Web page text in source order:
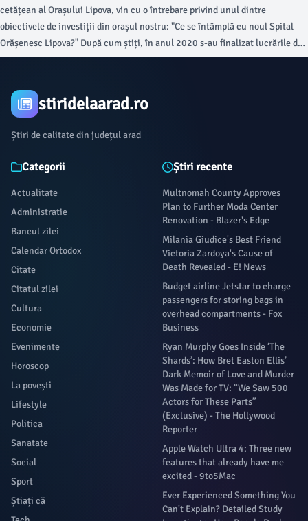
cetățean al Orașului Lipova, vin cu o întrebare privind unul dintre
obiectivele de investiții din orașul nostru: "Ce se întâmplă cu noul Spital
Orășenesc Lipova?" După cum știți, în anul 2020 s-au finalizat lucrările de
construcție a noului Spital Orășenesc din Lipova, investiție în valoare de
de Investiții - Orașului Lipova în urmă cu doi ani dar din păcate și în acest
moment spitalul nostru este încă nefuncțional (vezi referința 1).
stiridelaarad.ro
Știri de calitate din județul arad
Categorii
Actualitate
Administratie
Bancul zilei
Calendar Ortodox
Citate
Citatul zilei
Cultura
Economie
Evenimente
Horoscop
La povești
Lifestyle
Politica
Sanatate
Social
Sport
Știați că
Știri recente
Multnomah County Approves
Plan to Further Moda Center
Renovation - Blazer's Edge
Milania Giudice's Best Friend
Victoria Zardoya's Cause of
Death Revealed - E! News
Budget airline Jetstar to charge
passengers for storing bags in
overhead compartments - Fox
Business
Ryan Murphy Goes Inside ‘The
Shards’: How Bret Easton Ellis’
Dark Memoir of Love and Murder
Was Made for TV: “We Saw 500
Actors for These Parts”
(Exclusive) - The Hollywood
Reporter
Apple Watch Ultra 4: Three new
features that already have me
excited - 9to5Mac
Ever Experienced Something You
Can't Explain? Detailed Study